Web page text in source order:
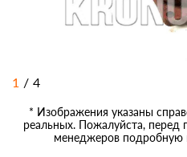
1 / 4
* Изображения указаны
реальных. Пожалуйста, перед
менеджеров подробную